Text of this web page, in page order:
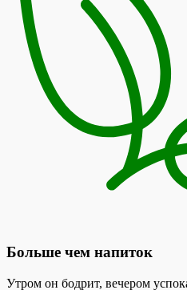
Больше чем напиток
Утром он бодрит, вечером